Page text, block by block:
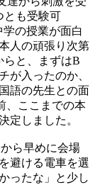
とも受験可
の授業が面白
人の頑張り次第
らと、まずはB
が入ったのか、
語の先生との面
、ここまでの本
定しました。
ら早めに会場
避ける電車を選
ったな」と少し